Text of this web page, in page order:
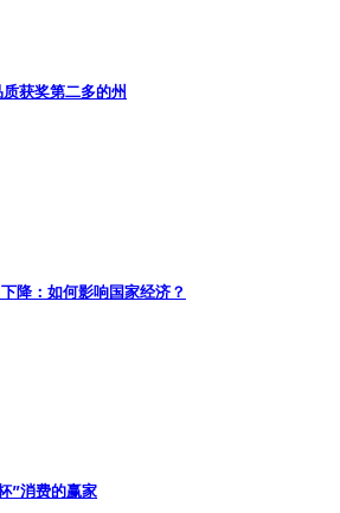
获奖第二多的州
降：如何影响国家经济？
”消费的赢家